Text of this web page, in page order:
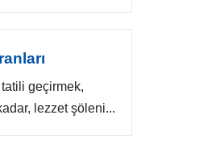
geçirmek,
lezzet şöleni...